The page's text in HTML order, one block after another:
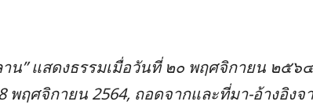
น” แสดงธรรมเมื่อวันที่ ๒๐ พฤศจิกายน ๒๕๖๔
ฤศจิกายน 2564, ถอดจากและที่มา-อ้างอิงจ